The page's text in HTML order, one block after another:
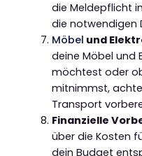
die Meldepflicht
die notwendigen
Möbel und
deine Möbel und
möchtest oder
mitnimmst,
Transport
Finanzielle
über die Kosten
dein Budget